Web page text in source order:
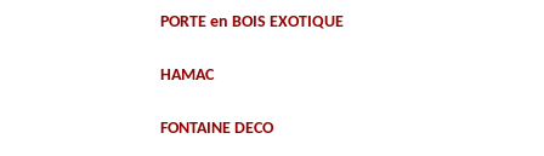
PORTE en BOIS EXOTIQUE
HAMAC
FONTAINE DECO